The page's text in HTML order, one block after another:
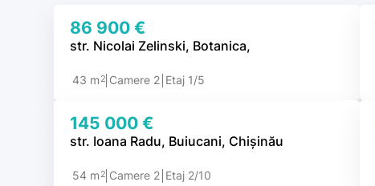
86 900 €
str. Nicolai Zelinski, Botanica,
43 m 2 Camere 2 Etaj 1/5
145 000 €
str. Ioana Radu, Buiucani, Chișinău
54 m 2 Camere 2 Etaj 2/10